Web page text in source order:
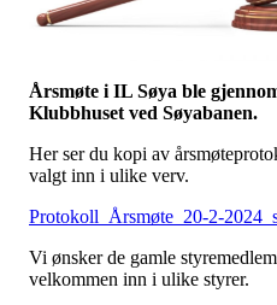
Årsmøte i IL Søya ble
Klubbhuset ved Søyabanen.
Her ser du kopi av
valgt inn i ulike verv.
Protokoll_Årsmøte_20-2-
Vi ønsker de gamle
velkommen inn i ulike styrer.